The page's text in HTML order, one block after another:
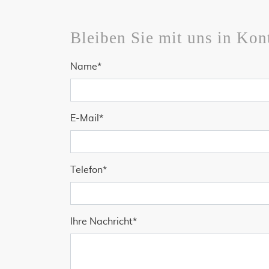
Bleiben Sie mit uns in
Pflichtfeld
Name*
Pflichtfeld
E-Mail *
Pflichtfeld
Telefon*
Pflichtfeld
Ihre Nachricht*